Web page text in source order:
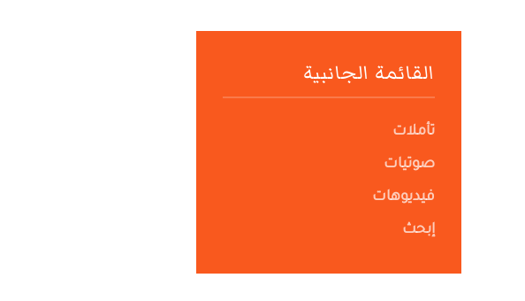
القائمة الجانبية
تأملات
صوتيات
فيديوهات
إبحث